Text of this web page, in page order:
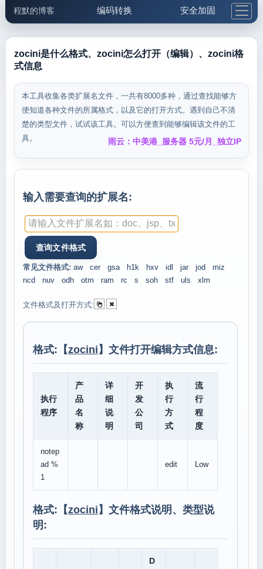
程默的博客 编码转换 安全加固
邮件工具 生活便民 更多工具
zocini是什么格式、zocini怎么打开（编辑）、zocini格
式信息
本工具收集各类扩展名文件，一共有8000多种，通过查找能够方
便知道各种文件的所属格式，以及它的打开方式。遇到自己不清
楚的类型文件，试试该工具。可以方便查到能够编辑该文件的工
具。
雨云：中美港_服务器 5元/月_独立IP
输入需要查询的扩展名:
常见文件格式: aw cer gsa h1k hxv idl jar jod
miz
ncd
nuv odh otm ram rc s soh stf uls xlm
文件格式及打开方式:
格式:【zocini 】文件打开编辑方式信息:
执行
程序
产
品
名
称
详
细
说
明
开
发
公
司
执
行
方
式
流
行
程
度
notep
ad %
1
edit Low
格式:【zocini 】文件格式说明、类型说
明:
D